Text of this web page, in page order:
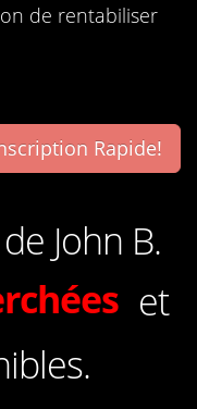
de rentabiliser
Rapide!
John B.
et